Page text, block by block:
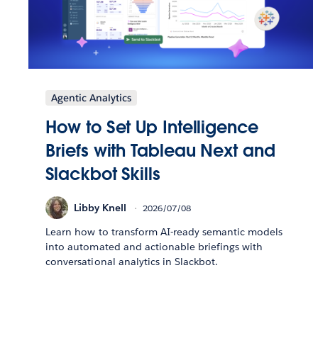
Agentic Analytics
How to Set Up Intelligence
Briefs with Tableau Next and
Slackbot Skills
Libby Knell 2026/07/08
Learn how to transform AI-ready semantic models
into automated and actionable briefings with
conversational analytics in Slackbot.